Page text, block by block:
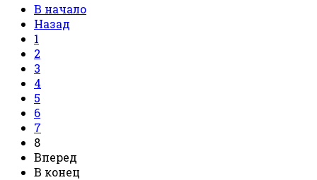
В начало
Назад
1
2
3
4
5
6
7
8
Вперед
В конец